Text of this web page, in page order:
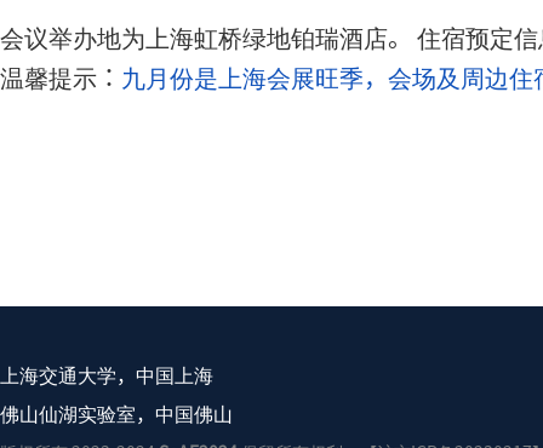
会议举办地为上海虹桥绿地铂瑞酒店。 住宿预定
温馨提示： 九月份是上海会展旺季，会场及周边
上海交通大学，中国上海
佛山仙湖实验室，中国佛山